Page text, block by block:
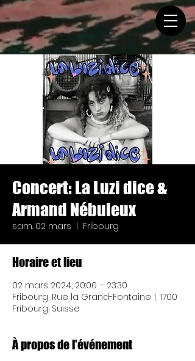
Concert: La Luzi dice &
Armand Nébuleux
sam. 02 mars Fribourg
Horaire et lieu
02 mars 2024, 20:00 – 23:30
Fribourg, Rue la Grand-Fontaine 1, 1700
Fribourg, Suisse
À propos de l'événement